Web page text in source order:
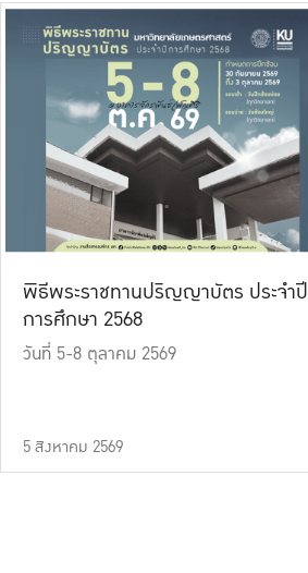
พิธีพระราชทานปริญญาบัตร ประจำปี
การศึกษา 2568
วันที่ 5-8 ตุลาคม 2569
5 สิงหาคม 2569